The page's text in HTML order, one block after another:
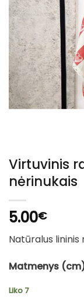
Virtuvinis
nėrinukais
5.00€
Natūralus lininis
Matmenys
Liko 7